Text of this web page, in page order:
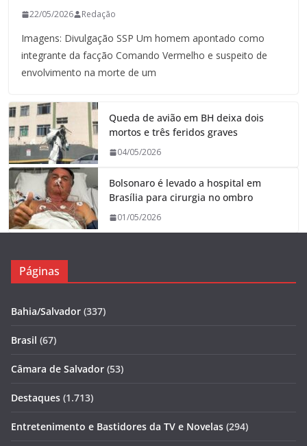
22/05/2026 Redação
Imagens: Divulgação SSP Um homem apontado como
integrante da facção Comando Vermelho e suspeito de
envolvimento na morte de um
Queda de avião em BH deixa dois
mortos e três feridos graves
04/05/2026
Bolsonaro é levado a hospital em
Brasília para cirurgia no ombro
01/05/2026
Páginas
Bahia/Salvador (337)
Brasil (67)
Câmara de Salvador (53)
Destaques (1.713)
Entretenimento e Bastidores da TV e Novelas (294)